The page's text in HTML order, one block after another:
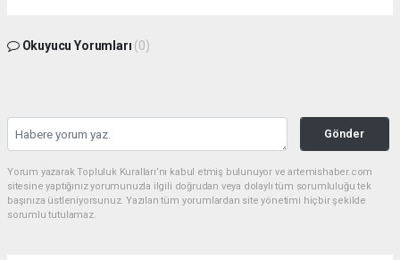
Okuyucu Yorumları (0)
Gönder
Yorum yazarak Topluluk Kuralları’nı kabul etmiş bulunuyor ve artemishaber.com
sitesine yaptığınız yorumunuzla ilgili doğrudan veya dolaylı tüm sorumluluğu tek
başınıza üstleniyorsunuz. Yazılan tüm yorumlardan site yönetimi hiçbir şekilde
sorumlu tutulamaz.